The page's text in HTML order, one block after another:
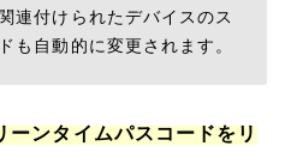
連付けられたデバイスのス
も自動的に変更されます。
ーンタイムパスコードをリ